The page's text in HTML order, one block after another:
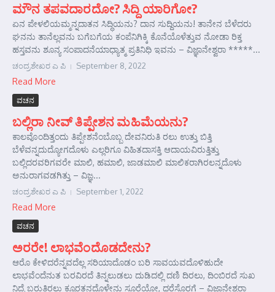
ಮೌನ ತಪವದಾರದೋ? ಸಿದ್ದಿ ಯಾರಿಗೋ?
ಏನ ಪೇಳಲಿಯಮ್ಮನ್ನದಾತನ ಸಿದ್ಧಿಯನು? ದಾನ ಸುದ್ದಿಯನು! ತಾನೇನ ಬೆಳೆದರು
ಘನನು ತಾನೆಲ್ಲವನು ಬಗೆಬಗೆಯ ಕಂಪೆನಿಗಿಕ್ಕಿ ಕೊನೆಯೊಳೆತ್ತುವ ನೋಡಾ ರಿಕ್ತ
ಹಸ್ತವನು ಶೂನ್ಯ ಸಂಪಾದನೆಯಾಧ್ಯಾತ್ಮ ಪ್ರತಿನಿಧಿ ಇವನು – ವಿಜ್ಞಾನೇಶ್ವರಾ *****...
ಚಂದ್ರಶೇಖರ ಎ ಪಿ September 8, 2022
Read More
ವಚನ
ಬಲ್ಲಿರಾ ನೀವ್ ತಿಪ್ಪೇಶನ ಮಹಿಮೆಯನು?
ಕಾಲವೊಂದಿತ್ತಂದು ತಿಪ್ಪೇಶನೆಂಬೊಬ್ಬ ದೇವನಿರುತಿ ರಲು ಉತ್ತು ಬಿತ್ತಿ
ಬೆಳೆವನ್ನದುದ್ಯೋಗದೊಳು ಎಲ್ಲರಿಗೂ ವಿಹಿತದಾಸಕ್ತಿ ಆದಾಯವಿರುತ್ತಿತ್ತು
ಬಲ್ಲಿದರವರಿಗವರೇ ಮಾಲಿ, ಹಮಾಲಿ, ಜಾಡಮಾಲಿ ಮಾಲಿಕರಾಗಿರಲನ್ನದೊಳು
ಅನುರಾಗವಡಗಿತ್ತು – ವಿಜ್ಞ...
ಚಂದ್ರಶೇಖರ ಎ ಪಿ September 1, 2022
Read More
ವಚನ
ಅರರೇ! ಲಾಭವೆಂದೊಡದೇನು?
ಆರೊ ಕೇಳಿದರೆನ್ನವದೆಲ್ಲ ಸರಿಯಾದೊಡಂ ಬರಿ ಸಾವಯವದೊಳಿಹುದೇ
ಲಾಭವೆಂದೆನುತ ಬರವಿರದೆ ತಿನ್ನಲುಡಲು ದುಡಿದಲ್ಲಿ ದಣಿ ದಿರಲು, ದಿಂಬಿರದೆ ಸುಖ
ನಿದ್ರೆ ಬರುತಿರಲು ಕ್ರೂರತನದೊಳೇನು ಸೂರೆಯೋ, ಧರೆಸೊರಗೆ – ವಿಜ್ಞಾನೇಶ್ವರಾ